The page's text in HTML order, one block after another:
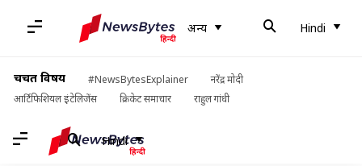
अन्य Hindi
चर्चित विषय #NewsBytesExplainer
नरेंद्र मोदी
आर्टिफिशियल इंटेलिजेंस
क्रिकेट समाचार राहुल गांधी
Hindi